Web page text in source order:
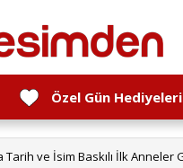
Özel Gün Hediyeleri
Tarih ve İsim Baskılı İlk